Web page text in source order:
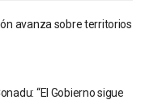
avanza sobre territorios
“El Gobierno sigue